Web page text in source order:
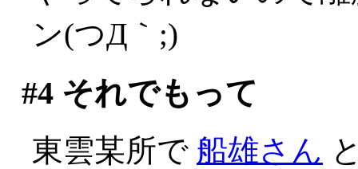
ン(つД｀;)
#4それでもって
東雲某所で 船雄さん